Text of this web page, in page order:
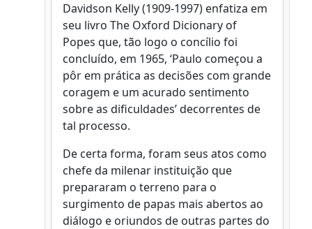
Davidson Kelly (1909-1997) enfatiza em
seu livro The Oxford Dicionary of
Popes que, tão logo o concílio foi
concluído, em 1965, ‘Paulo começou a
pôr em prática as decisões com grande
coragem e um acurado sentimento
sobre as dificuldades’ decorrentes de
tal processo.
De certa forma, foram seus atos como
chefe da milenar instituição que
prepararam o terreno para o
surgimento de papas mais abertos ao
diálogo e oriundos de outras partes do